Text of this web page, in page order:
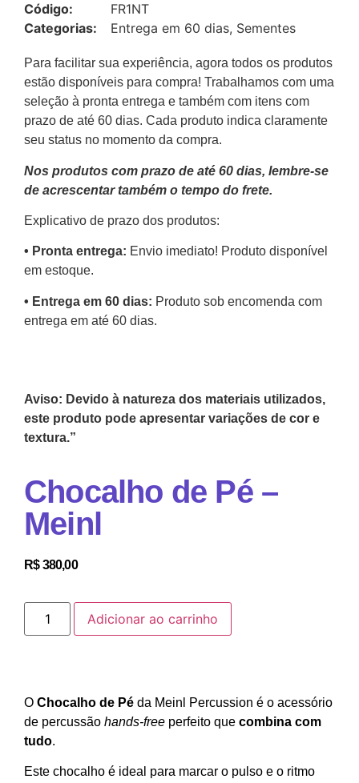
Código:
FR1NT
Categorias:
Entrega em 60 dias, Sementes
Para facilitar sua experiência, agora todos os produtos
estão disponíveis para compra! Trabalhamos com uma
seleção à pronta entrega e também com itens com
prazo de até 60 dias. Cada produto indica claramente
seu status no momento da compra.
Nos produtos com prazo de até 60 dias, lembre-se
de acrescentar também o tempo do frete.
Explicativo de prazo dos produtos:
•⁠ ⁠Pronta entrega: Envio imediato! Produto disponível
em estoque.
•⁠ Entrega em 60 dias: Produto sob encomenda com
entrega em até 60 dias.
Aviso: Devido à natureza dos materiais utilizados,
este produto pode apresentar variações de cor e
textura.”
Chocalho de Pé –
Meinl
R$380,00
Adicionar ao carrinho
O Chocalho de Pé da Meinl Percussion é o acessório
de percussão hands-free perfeito que combina com
tudo.
Este chocalho é ideal para marcar o pulso e o ritmo